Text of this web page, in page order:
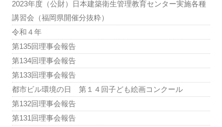
2023年度（公財）日本建築衛生管理教育センター実施各種
講習会（福岡県開催分抜粋）
令和４年
第135回理事会報告
第134回理事会報告
第133回理事会報告
都市ビル環境の日 第１４回子ども絵画コンクール
第132回理事会報告
第131回理事会報告